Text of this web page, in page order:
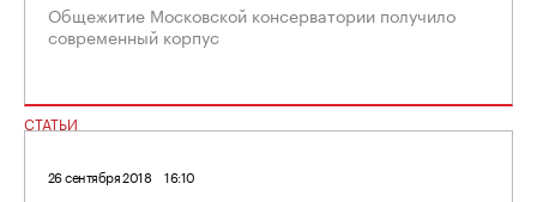
Общежитие Московской консерватории получило
современный корпус
СТАТЬИ
26 сентября 2018 16:10